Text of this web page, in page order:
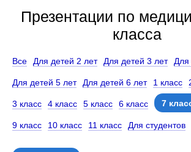
Презентации по
класса
Все Для детей 2 лет Для детей 3 лет Для
Для детей 5 лет Для детей 6 лет 1 класс
3 класс 4 класс 5 класс 6 класс 7
9 класс 10 класс 11 класс Для студентов